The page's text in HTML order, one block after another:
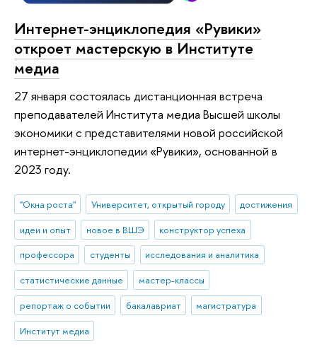
Интернет-энциклопедия «Рувики»
откроет мастерскую в Институте
медиа
27 января состоялась дистанционная встреча
преподавателей Института медиа Высшей школы
экономики с представителями новой российской
интернет-энциклопедии «Рувики», основанной в
2023 году.
"Окна роста" Университет, открытый городу
достижения
идеи и опыт
новое в ВШЭ
конструктор успеха
профессора
студенты
исследования и аналитика
статистические данные
мастер-классы
репортаж о событии
бакалавриат
магистратура
Институт медиа